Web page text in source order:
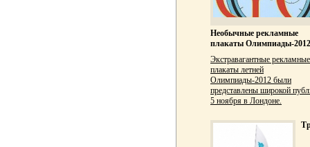
Необычные рекламные
плакаты Олимпиады-2012
Экстравагантные рекламные
плакаты летней
Олимпиады-2012 были
представлены широкой
5 ноября в Лондоне.